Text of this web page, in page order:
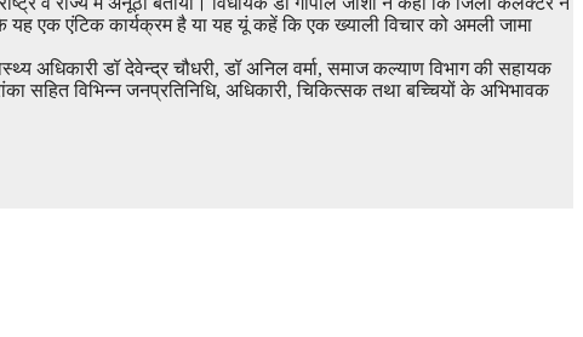
यह एक एंटिक कार्यक्रम है या यह यूं कहें कि एक ख्याली विचार को अमली जामा
डॉ देवेन्द्र चौधरी, डॉ अनिल वर्मा, समाज कल्याण विभाग की सहायक
सहित विभिन्न जनप्रतिनिधि, अधिकारी, चिकित्सक तथा बच्चियों के अभिभावक